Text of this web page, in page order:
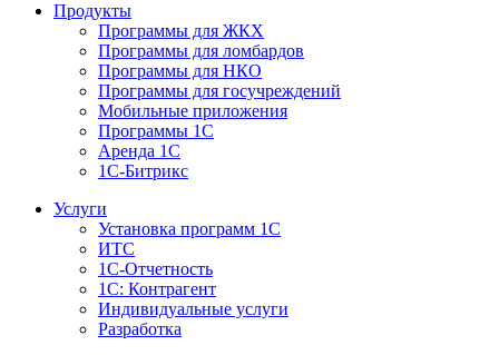
Продукты
Программы для ЖКХ
Программы для ломбардов
Программы для НКО
Программы для госучреждений
Мобильные приложения
Программы 1С
Аренда 1С
1С-Битрикс
Услуги
Установка программ 1С
ИТС
1С-Отчетность
1С: Контрагент
Индивидуальные услуги
Разработка